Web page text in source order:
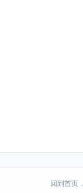
回到首页